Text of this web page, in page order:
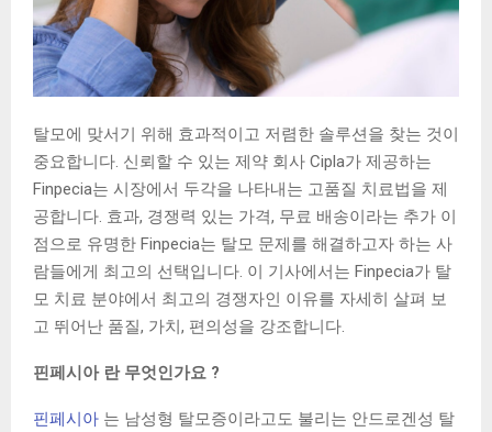
탈모에 맞서기 위해 효과적이고 저렴한 솔루션을 찾는 것이
중요합니다. 신뢰할 수 있는 제약 회사 Cipla가 제공하는
Finpecia는 시장에서 두각을 나타내는 고품질 치료법을 제
공합니다. 효과, 경쟁력 있는 가격, 무료 배송이라는 추가 이
점으로 유명한 Finpecia는 탈모 문제를 해결하고자 하는 사
람들에게 최고의 선택입니다. 이 기사에서는 Finpecia가 탈
모 치료 분야에서 최고의 경쟁자인 이유를 자세히 살펴 보
고 뛰어난 품질, 가치, 편의성을 강조합니다.
핀페시아 란 무엇인가요 ?
핀페시아 는 남성형 탈모증이라고도 불리는 안드로겐성 탈